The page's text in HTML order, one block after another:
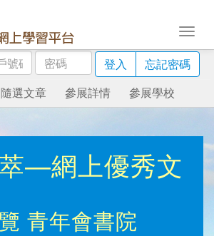
密
碼
登入
忘記密碼
隨選文章 參展詳情 參展學校
—網上優秀文
青年會書院